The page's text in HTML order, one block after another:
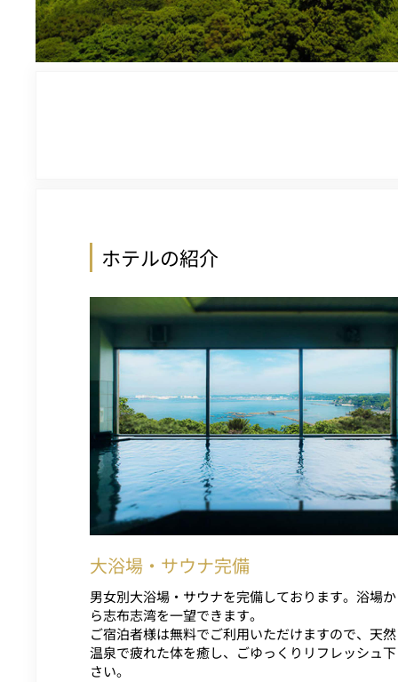
ホテルの紹介
大浴場・サウナ完備
男女別大浴場・サウナを完備しております。浴場か
ら志布志湾を一望できます。
ご宿泊者様は無料でご利用いただけますので、天然
温泉で疲れた体を癒し、ごゆっくりリフレッシュ下
さい。